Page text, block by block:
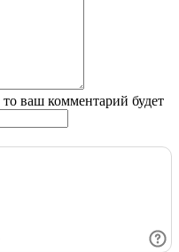
ваш комментарий будет